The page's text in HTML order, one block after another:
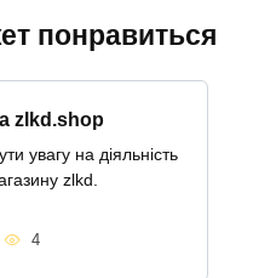
понравиться
zlkd.shop
увагу на діяльність
zlkd.
4